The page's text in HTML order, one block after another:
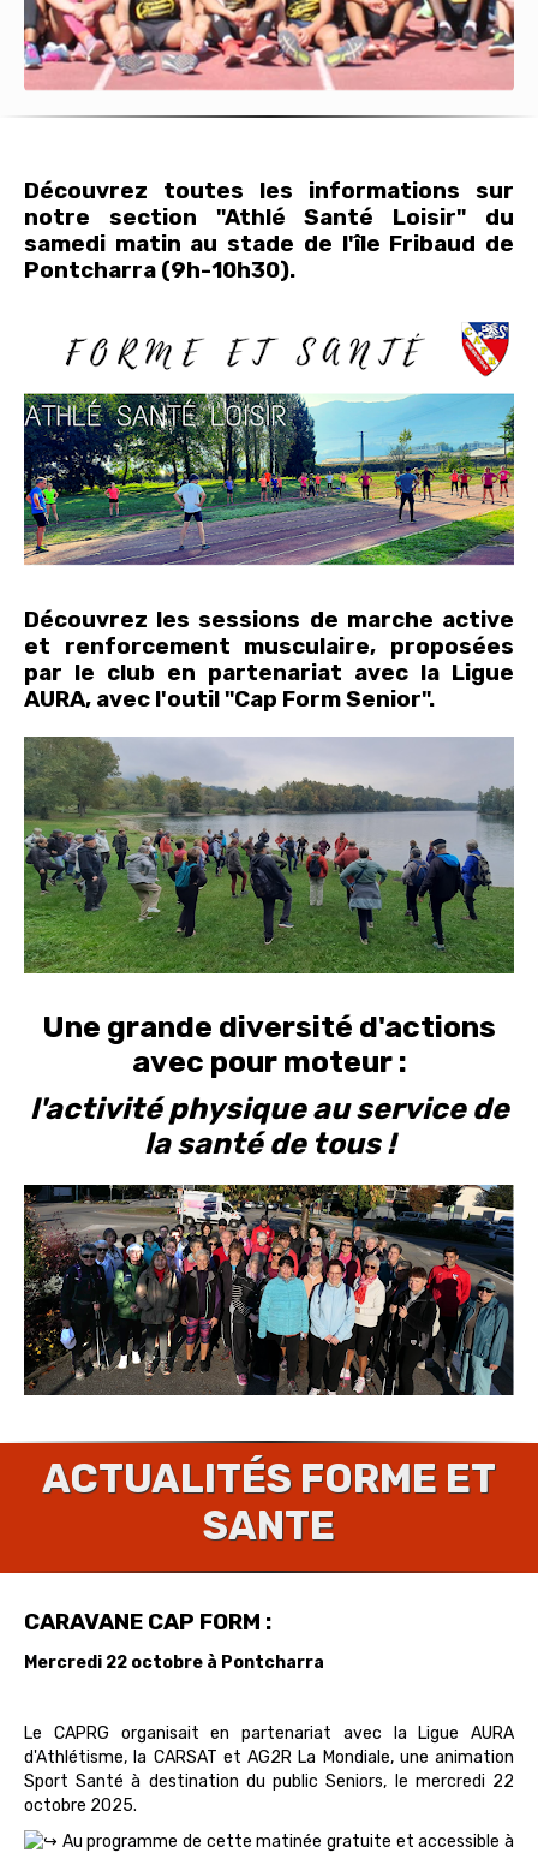
Découvrez toutes les informations sur
notre section "Athlé Santé Loisir" du
samedi matin au stade de l'île Fribaud de
Pontcharra (9h-10h30).
Découvrez les sessions de marche active
et renforcement musculaire, proposées
par le club en partenariat avec la Ligue
AURA, avec l'outil "Cap Form Senior".
Une grande diversité d'actions
avec pour moteur :
l'activité physique au service de
la santé de tous !
ACTUALITÉS FORME ET
SANTE
CARAVANE CAP FORM :
Mercredi 22 octobre à Pontcharra
Le CAPRG organisait en partenariat avec la Ligue AURA
d'Athlétisme, la CARSAT et AG2R La Mondiale, une animation
Sport Santé à destination du public Seniors, le mercredi 22
octobre 2025.
Au programme de cette matinée gratuite et accessible à